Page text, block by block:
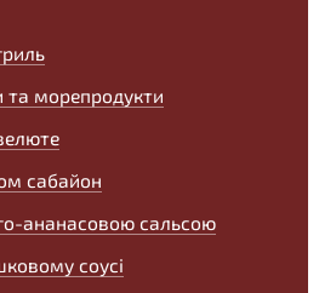
та морепродукти
сабайон
ананасовою сальсою
соусі